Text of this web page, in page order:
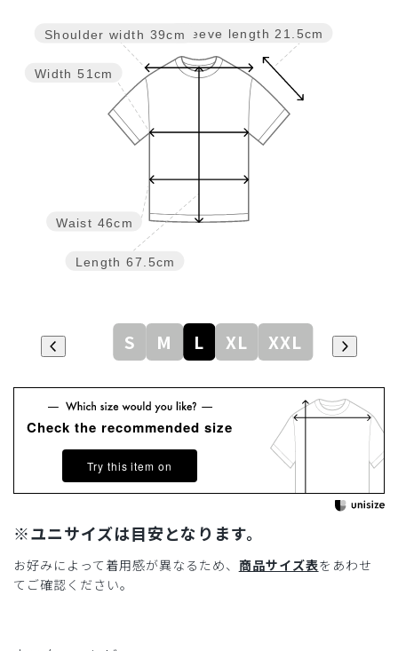
Sleeve length 21.5cm
Length 67.5cm
Waist 46cm
Width 51cm
Shoulder width 39cm
S M L XL XXL
Check the recommended size
Try this item on
※ユニサイズは目安となります。
お好みによって着用感が異なるため、 商品サイズ表をあわせ
てご確認ください。